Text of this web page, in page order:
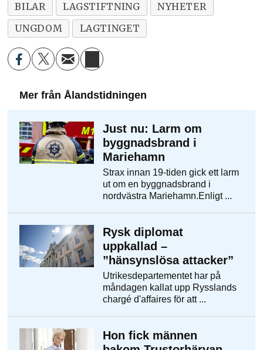
BILAR LAGSTIFTNING
NYHETER
UNGDOM
LAGTINGET